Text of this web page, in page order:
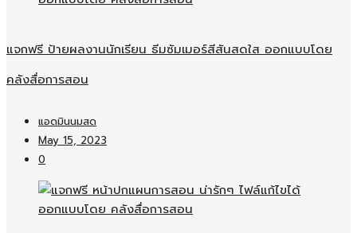
แจกฟรี ป้ายผลงานนักเรียน ธีมซัมเมอร์สีสันสดใส ออกแบบโดย
คลังสื่อการสอน
แอดมินนมสด
May 15, 2023
0